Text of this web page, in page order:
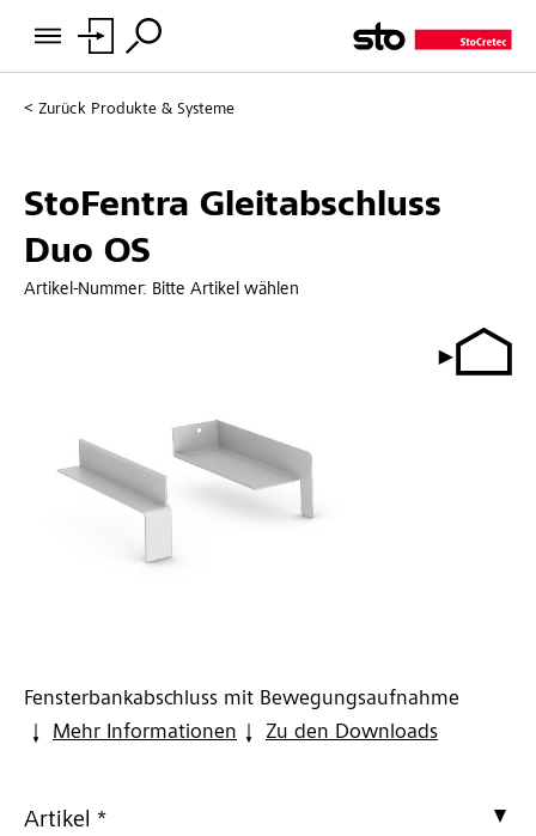
Zurück Produkte & Systeme
StoFentra Gleitabschluss
Duo OS
Artikel-Nummer: Bitte Artikel wählen
Fensterbankabschluss mit Bewegungsaufnahme
Mehr Informationen
Zu den Downloads
Artikel *